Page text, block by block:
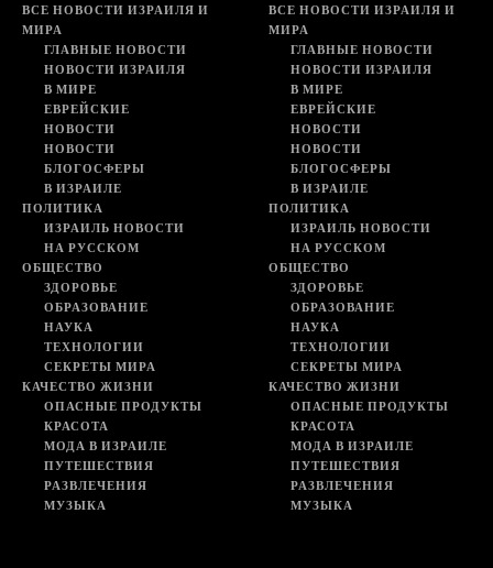
ВСЕ НОВОСТИ ИЗРАИЛЯ И
МИРА
ГЛАВНЫЕ НОВОСТИ
НОВОСТИ ИЗРАИЛЯ
В МИРЕ
ЕВРЕЙСКИЕ
НОВОСТИ
НОВОСТИ
БЛОГОСФЕРЫ
В ИЗРАИЛЕ
ПОЛИТИКА
ИЗРАИЛЬ НОВОСТИ
НА РУССКОМ
ОБЩЕСТВО
ЗДОРОВЬЕ
ОБРАЗОВАНИЕ
НАУКА
ТЕХНОЛОГИИ
СЕКРЕТЫ МИРА
КАЧЕСТВО ЖИЗНИ
ОПАСНЫЕ ПРОДУКТЫ
КРАСОТА
МОДА В ИЗРАИЛЕ
ПУТЕШЕСТВИЯ
РАЗВЛЕЧЕНИЯ
МУЗЫКА
ВСЕ НОВОСТИ ИЗРАИЛЯ И
МИРА
ГЛАВНЫЕ НОВОСТИ
НОВОСТИ ИЗРАИЛЯ
В МИРЕ
ЕВРЕЙСКИЕ
НОВОСТИ
НОВОСТИ
БЛОГОСФЕРЫ
В ИЗРАИЛЕ
ПОЛИТИКА
ИЗРАИЛЬ НОВОСТИ
НА РУССКОМ
ОБЩЕСТВО
ЗДОРОВЬЕ
ОБРАЗОВАНИЕ
НАУКА
ТЕХНОЛОГИИ
СЕКРЕТЫ МИРА
КАЧЕСТВО ЖИЗНИ
ОПАСНЫЕ ПРОДУКТЫ
КРАСОТА
МОДА В ИЗРАИЛЕ
ПУТЕШЕСТВИЯ
РАЗВЛЕЧЕНИЯ
МУЗЫКА